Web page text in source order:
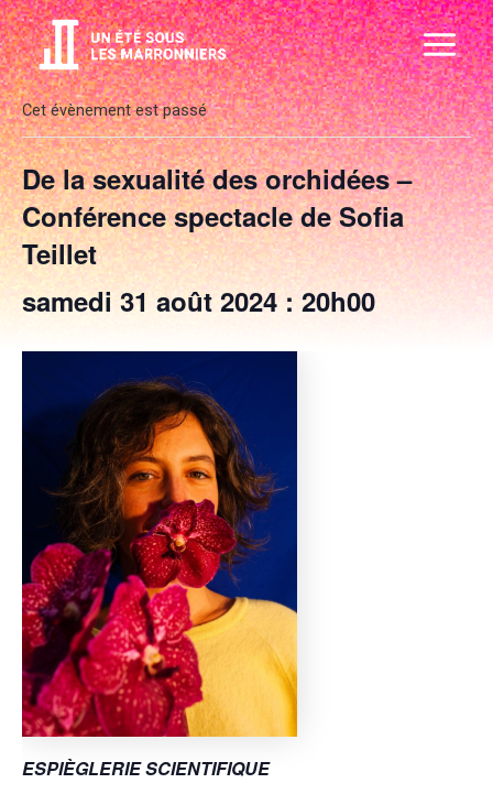
Aller
au
contenu
Main
Menu
Cet évènement est passé
De la sexualité des orchidées –
Conférence spectacle de Sofia
Teillet
samedi 31 août 2024 : 20h00
ESPIÈGLERIE SCIENTIFIQUE